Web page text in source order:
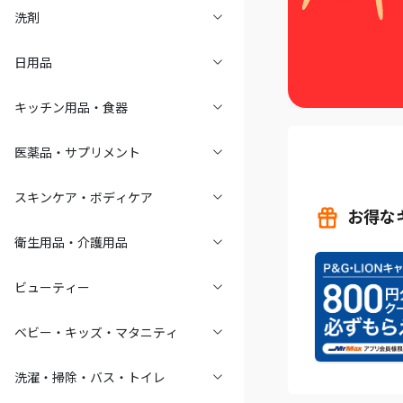
洗剤
日用品
キッチン用品・食器
医薬品・サプリメント
スキンケア・ボディケア
衛生用品・介護用品
ビューティー
ベビー・キッズ・マタニティ
洗濯・掃除・バス・トイレ
お得な